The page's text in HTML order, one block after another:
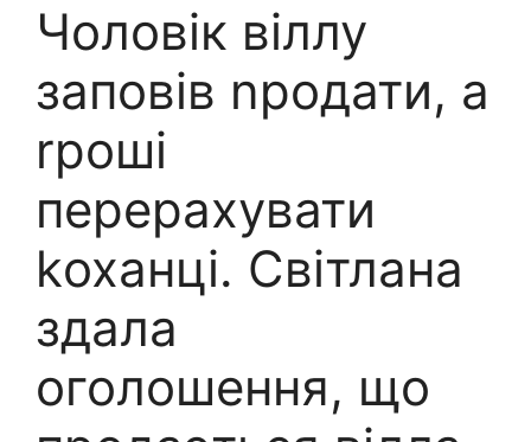
Чоловік віллу
заповів nродати, а
rроші
перерахувати
kоханці. Світлана
здала
оголошення, що